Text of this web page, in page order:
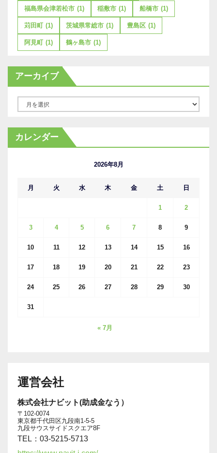
福島県会津若松市 (1) 稲敷市 (1) 船橋市 (1)
苅田町 (1) 茨城県常総市 (1) 豊島区 (1)
阿見町 (1) 鶴ヶ島市 (1)
アーカイブ
カ
イ
カレンダー
2026年8月
月 火 水 木 金 土 日
1 2
3 4 5 6 7 8 9
10 11 12 13 14 15 16
17 18 19 20 21 22 23
24 25 26 27 28 29 30
31
« 7月
運営会社
株式会社ナビット(助成金なう）
〒102-0074
東京都千代田区九段南1-5-5
九段サウスサイドスクエア8F
TEL：03-5215-5713